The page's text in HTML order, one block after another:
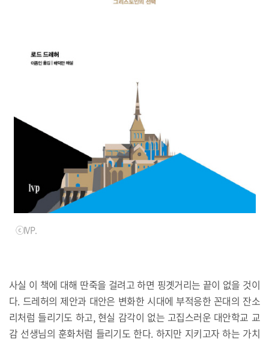
ⓒIVP.
사실 이 책에 대해 딴죽을 걸려고 하면 핑곗거리는 끝이 없을 것이
다. 드레허의 제안과 대안은 변화한 시대에 부적응한 꼰대의 잔소
리처럼 들리기도 하고, 현실 감각이 없는 고집스러운 대안학교 교
감 선생님의 훈화처럼 들리기도 한다. 하지만 지키고자 하는 가치